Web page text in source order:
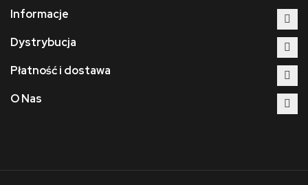
Informacje
Dystrybucja
Płatność i dostawa
O Nas